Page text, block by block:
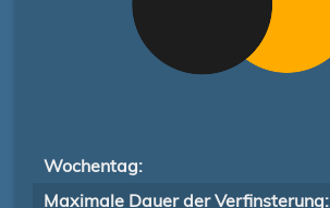
Wochentag:
Maximale Dauer der Verfinsterung: